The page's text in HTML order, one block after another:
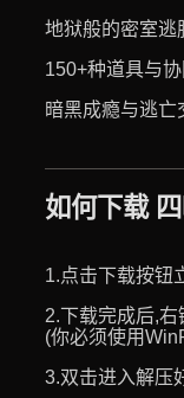
地狱般的密室逃
150+种道具与
暗黑成瘾与逃亡
如何下载
1.点击下载按钮
2.下载完成后,
(你必须使用
3.双击进入解压